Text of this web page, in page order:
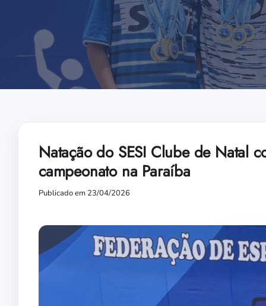
Natação do SESI Clube de Natal
campeonato na Paraíba
Publicado em 23/04/2026